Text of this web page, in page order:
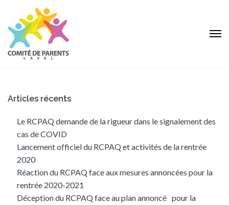
Articles récents
Le RCPAQ demande de la rigueur dans le signalement des
cas de COVID
Lancement officiel du RCPAQ et activités de la rentrée
2020
Réaction du RCPAQ face aux mesures annoncées pour la
rentrée 2020-2021
Déception du RCPAQ face au plan annoncé pour la